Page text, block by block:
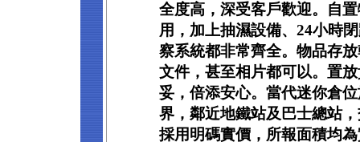
全度高，深受客戶歡迎。自
用，加上抽濕設備、24小時
察系統都非常齊全。物品存
文件，甚至相片都可以。置
妥，倍添安心。當代迷你倉
界，鄰近地鐵站及巴士總站
採用明碼實價，所報面積均